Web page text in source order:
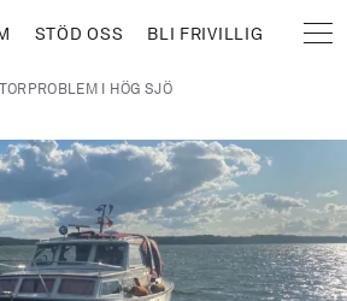
STÖD OSS BLI FRIVILLIG
I HÖG SJÖ